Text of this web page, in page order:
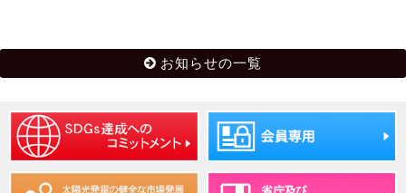
お知らせの一覧